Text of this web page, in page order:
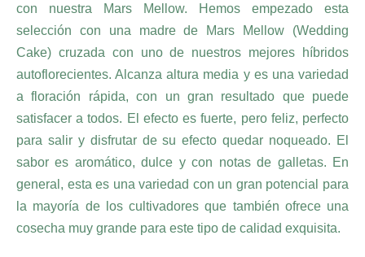
con nuestra Mars Mellow. Hemos empezado esta
selección con una madre de Mars Mellow (Wedding
Cake) cruzada con uno de nuestros mejores híbridos
autoflorecientes. Alcanza altura media y es una variedad
a floración rápida, con un gran resultado que puede
satisfacer a todos. El efecto es fuerte, pero feliz, perfecto
para salir y disfrutar de su efecto quedar noqueado. El
sabor es aromático, dulce y con notas de galletas. En
general, esta es una variedad con un gran potencial para
la mayoría de los cultivadores que también ofrece una
cosecha muy grande para este tipo de calidad exquisita.